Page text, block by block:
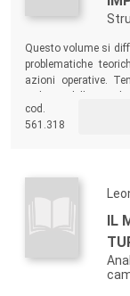
Questo volume si
problematiche
azioni operative.
considerati in tutti gli
cod.
561.318
IL